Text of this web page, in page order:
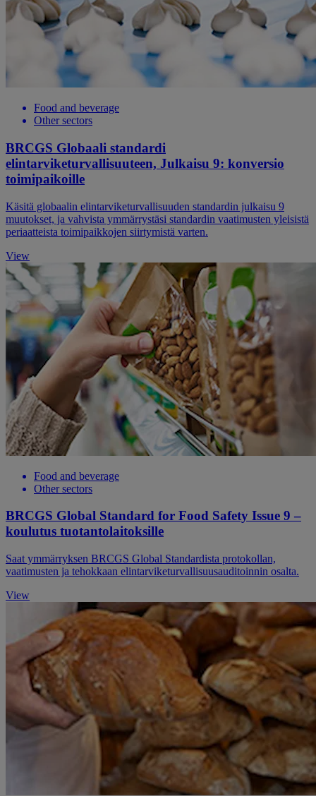
Food and beverage
Other sectors
BRCGS Globaali standardi
elintarviketurvallisuuteen, Julkaisu 9: konversio
toimipaikoille
Käsitä globaalin elintarviketurvallisuuden standardin julkaisu 9
muutokset, ja vahvista ymmärrystäsi standardin vaatimusten yleisistä
periaatteista toimipaikkojen siirtymistä varten.
View
Food and beverage
Other sectors
BRCGS Global Standard for Food Safety Issue 9 –
koulutus tuotantolaitoksille
Saat ymmärryksen BRCGS Global Standardista protokollan,
vaatimusten ja tehokkaan elintarviketurvallisuusauditoinnin osalta.
View